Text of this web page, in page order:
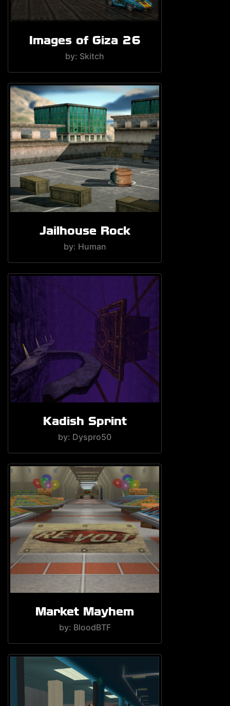
Images of Giza 26
by: Skitch
Jailhouse Rock
by: Human
Kadish Sprint
by: Dyspro50
Market Mayhem
by: BloodBTF